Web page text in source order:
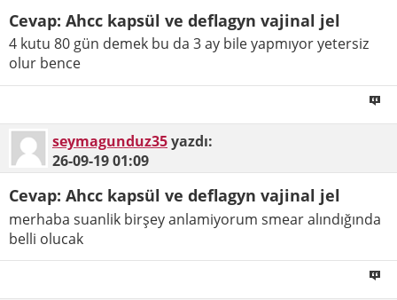
Cevap: Ahcc kapsül ve deflagyn vajinal jel
4 kutu 80 gün demek bu da 3 ay bile yapmıyor yetersiz
olur bence
seymagunduz35yazdı:
26-09-1901:09
Cevap: Ahcc kapsül ve deflagyn vajinal jel
merhaba suanlik birşey anlamiyorum smear alındığında
belli olucak